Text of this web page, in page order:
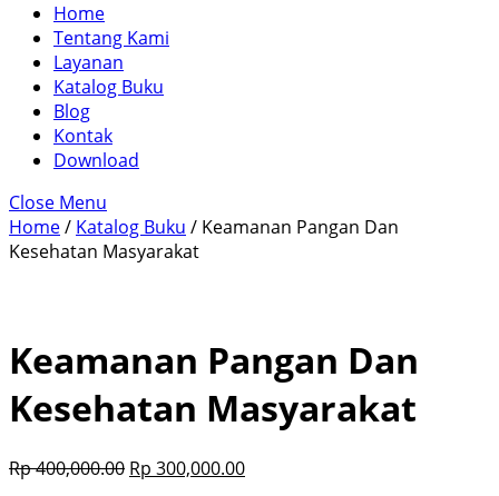
Home
Tentang Kami
Layanan
Katalog Buku
Blog
Kontak
Download
Close Menu
Home/ Katalog Buku / Keamanan Pangan Dan
Kesehatan Masyarakat
Keamanan Pangan Dan
Kesehatan Masyarakat
Rp400,000.00 Rp 300,000.00